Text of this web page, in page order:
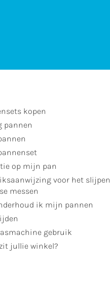
kopen
pannen
op mijn pan
voor het slijpen
messen
ik mijn pannen
gebruik
jullie winkel?